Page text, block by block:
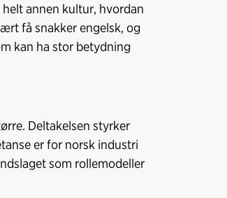
annen kultur, hvordan
få snakker engelsk, og
kan ha stor betydning
Deltakelsen styrker
er for norsk industri
som rollemodeller